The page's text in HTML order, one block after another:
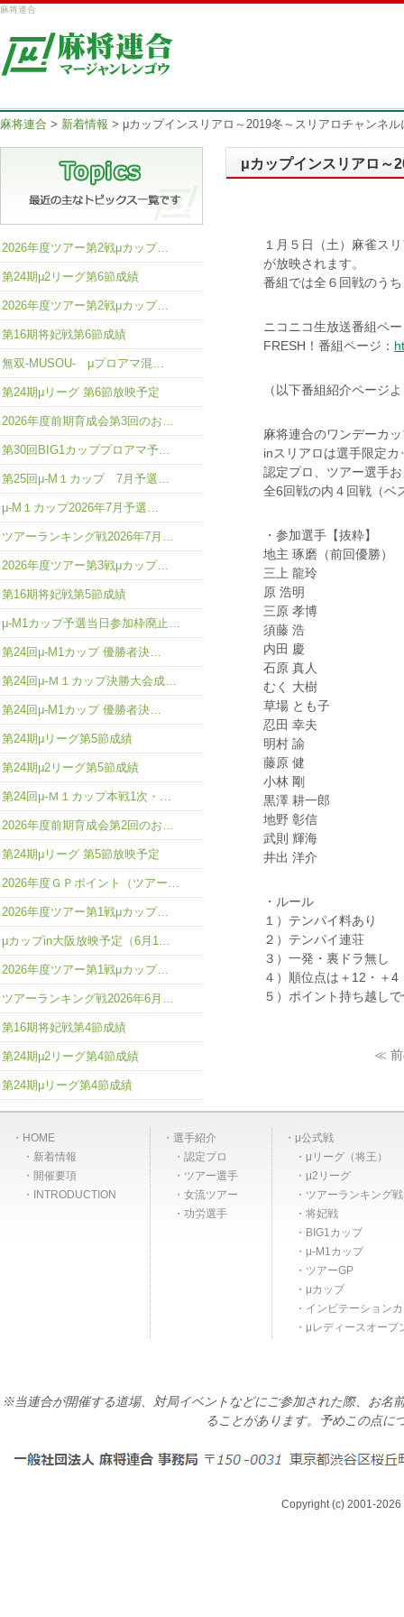
麻将連合
麻将連合 > 新着情報 > μカップインスリアロ～2019冬～スリアロチャンネル
μカップインスリアロ～
１月５日（土）麻雀ス
が放映されます。
番組では全６回戦のう
ニコニコ生放送番組ペ
FRESH！番組ページ：
（以下番組紹介ページ
麻将連合のワンデーカ
inスリアロは選手限定カ
認定プロ、ツアー選手
全6回戦の内４回戦（ベ
・参加選手【抜粋】
地主 琢磨（前回優勝）
三上 龍玲
原 浩明
三原 孝博
須藤 浩
内田 慶
石原 真人
むく 大樹
草場 とも子
忍田 幸夫
明村 諭
藤原 健
小林 剛
黒澤 耕一郎
地野 彰信
武則 輝海
井出 洋介
・ルール
１）テンパイ料あり
２）テンパイ連荘
３）一発・裏ドラ無し
４）順位点は＋12・＋
５）ポイント持ち越し
≪ 前
2026年度ツアー第2戦μカップ…
第24期μ2リーグ第6節成績
2026年度ツアー第2戦μカップ…
第16期将妃戦第6節成績
無双-MUSOU- μプロアマ混…
第24期μリーグ 第6節放映予定
2026年度前期育成会第3回のお…
第30回BIG1カッププロアマ予…
第25回μ-M１カップ 7月予選…
μ-M１カップ2026年7月予選…
ツアーランキング戦2026年7月…
2026年度ツアー第3戦μカップ…
第16期将妃戦第5節成績
μ-M1カップ予選当日参加枠廃止…
第24回μ-M1カップ 優勝者決…
第24回μ-Ｍ１カップ決勝大会成…
第24回μ-M1カップ 優勝者決…
第24期μリーグ第5節成績
第24期μ2リーグ第5節成績
第24回μ-Ｍ１カップ本戦1次・…
2026年度前期育成会第2回のお…
第24期μリーグ 第5節放映予定
2026年度ＧＰポイント（ツアー…
2026年度ツアー第1戦μカップ…
μカップin大阪放映予定（6月1…
2026年度ツアー第1戦μカップ…
ツアーランキング戦2026年6月…
第16期将妃戦第4節成績
第24期μ2リーグ第4節成績
第24期μリーグ第4節成績
HOME
新着情報
開催要項
INTRODUCTION
選手紹介
認定プロ
ツアー選手
女流ツアー
功労選手
μ公式戦
μリーグ（将王）
μ2リーグ
ツアーランキング
将妃戦
BIG1カップ
μ-M1カップ
ツアーGP
μカップ
インビテーション
μレディースオープ
※当連合が開催する道場、対局イベントなどにご参加された際、お名
ることがあります。予めこの点に
Copyright (c) 2001-